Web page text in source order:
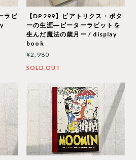
ラビ
【DP299】ビアトリクス・ポタ
ーの生涯―ピーターラビットを
生んだ魔法の歳月ー / display
book
¥2,980
SOLD OUT